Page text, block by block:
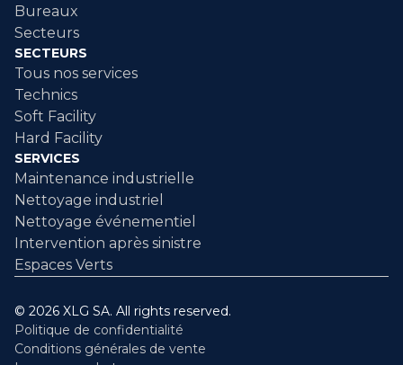
Bureaux
Secteurs
SECTEURS
Tous nos services
Technics
Soft Facility
Hard Facility
SERVICES
Maintenance industrielle
Nettoyage industriel
Nettoyage événementiel
Intervention après sinistre
Espaces Verts
© 2026 XLG SA. All rights reserved.
Politique de confidentialité
Conditions générales de vente